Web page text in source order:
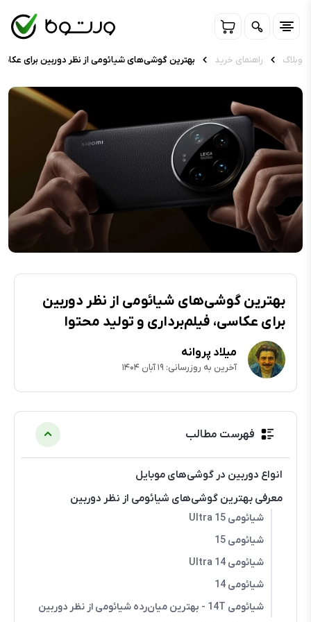
وبلاگ راهنمای خرید بهترین گوشی‌های شیائومی از نظر دوربین برای
بهترین گوشی‌های شیائومی از نظر دوربین
برای عکاسی، فیلم‌برداری و تولید محتوا
میلاد پروانه
آخرین به روزرسانی: ۱۹ آبان ۱۴۰۴
فهرست مطالب
انواع دوربین در گوشی‌های موبایل
معرفی بهترین گوشی‌های شیائومی از نظر دوربین
شیائومی 15 Ultra
شیائومی 15
شیائومی Ultra 14
شیائومی 14
شیائومی 14T - بهترین میان‌رده شیائومی از نظر دوربین